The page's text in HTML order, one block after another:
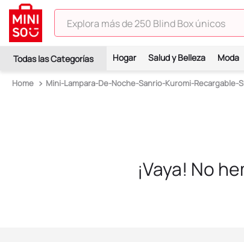
Explora más de 250 Blind Box únicos
Hogar Salud y Belleza Moda
Mini-Lampara-De-Noche-Sanrio-Kuromi-Recargable-
¡Vaya! No
TÉRMINOS MÁS BUSCADOS
2 .
spiderman
blind box